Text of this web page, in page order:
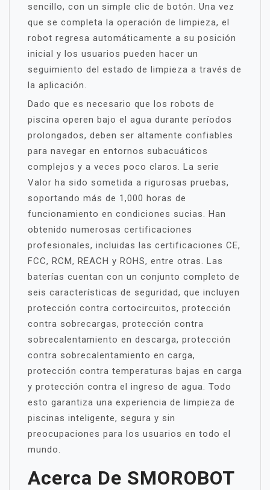
sencillo, con un simple clic de botón. Una vez
que se completa la operación de limpieza, el
robot regresa automáticamente a su posición
inicial y los usuarios pueden hacer un
seguimiento del estado de limpieza a través de
la aplicación.
Dado que es necesario que los robots de
piscina operen bajo el agua durante períodos
prolongados, deben ser altamente confiables
para navegar en entornos subacuáticos
complejos y a veces poco claros. La serie
Valor ha sido sometida a rigurosas pruebas,
soportando más de 1,000 horas de
funcionamiento en condiciones sucias. Han
obtenido numerosas certificaciones
profesionales, incluidas las certificaciones CE,
FCC, RCM, REACH y ROHS, entre otras. Las
baterías cuentan con un conjunto completo de
seis características de seguridad, que incluyen
protección contra cortocircuitos, protección
contra sobrecargas, protección contra
sobrecalentamiento en descarga, protección
contra sobrecalentamiento en carga,
protección contra temperaturas bajas en carga
y protección contra el ingreso de agua. Todo
esto garantiza una experiencia de limpieza de
piscinas inteligente, segura y sin
preocupaciones para los usuarios en todo el
mundo.
Acerca De SMOROBOT